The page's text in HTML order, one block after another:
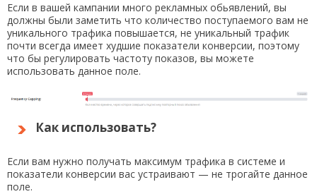
Если в вашей кампании много рекламных обьявлений, вы
должны были заметить что количество поступаемого вам не
уникального трафика повышается, не уникальный трафик
почти всегда имеет худшие показатели конверсии, поэтому
что бы регулировать частоту показов, вы можете
использовать данное поле.
Как использовать?
Если вам нужно получать максимум трафика в системе и
показатели конверсии вас устраивают — не трогайте данное
поле.